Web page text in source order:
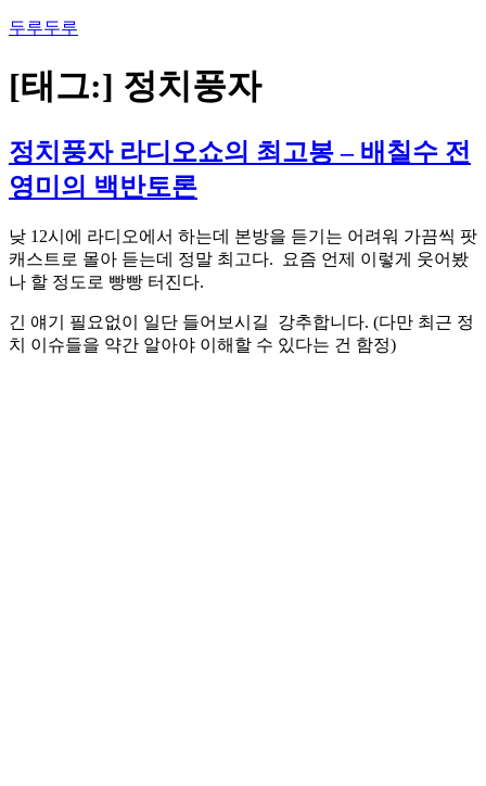
콘
츠
로
로
가
기
두루두루
[태그:] 정치풍자
정치풍자 라디오쇼의 최고봉 – 배칠수 전
영미의 백반토론
낮 12시에 라디오에서 하는데 본방을 듣기는 어려워 가끔씩 팟
캐스트로 몰아 듣는데 정말 최고다. 요즘 언제 이렇게 웃어봤
나 할 정도로 빵빵 터진다.
긴 얘기 필요없이 일단 들어보시길 강추합니다. (다만 최근 정
치 이슈들을 약간 알아야 이해할 수 있다는 건 함정)